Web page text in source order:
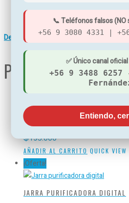
Capacidad 2,7 litros
Fabricada en Austria
Descargar Ficha Técnica
PRODUCTOS
SISTEMA DE OSMOSIS
$195.000
AÑADIR AL CARRITO QUICK VIEW
¡Oferta!
JARRA PURIFICADORA DIGITAL
📞 Teléfonos falsos (NO
+56 9 3080 4331 |
✅ Único canal
+56 9 3488 6257
Entiendo,